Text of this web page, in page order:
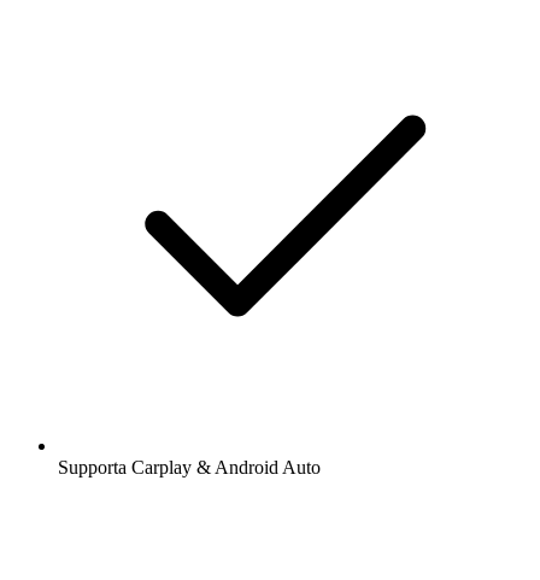
Supporta Carplay & Android Auto